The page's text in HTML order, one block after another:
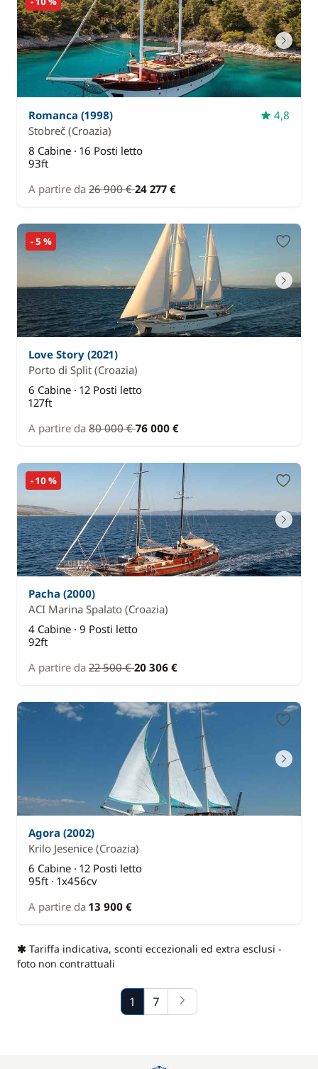
Romanca (1998)
4,8
Stobreč (Croazia)
8 Cabine · 16 Posti letto
93ft
A partire da 26 900 €24 277 €
- 5 %
Love Story (2021)
Porto di Split (Croazia)
6 Cabine · 12 Posti letto
127ft
A partire da 80 000 €76 000 €
- 10 %
Pacha (2000)
ACI Marina Spalato (Croazia)
4 Cabine · 9 Posti letto
92ft
A partire da 22 500 €20 306 €
Agora (2002)
Krilo Jesenice (Croazia)
6 Cabine · 12 Posti letto
95ft · 1x456cv
A partire da 13 900 €
Tariffa indicativa, sconti eccezionali ed extra esclusi -
foto non contrattuali
1 7